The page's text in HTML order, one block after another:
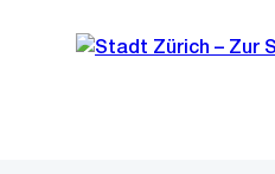
Navigation
Sprunglink